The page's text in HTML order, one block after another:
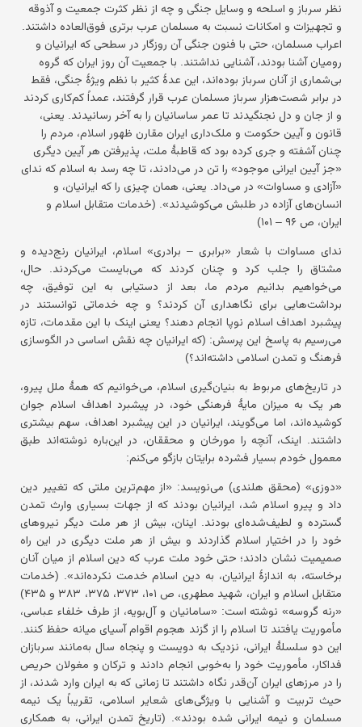
نظر سرباز و اسلحه و وسایل جنگی و چه از نظر کثرت جمعیت و آذوقه
و تجهیزات و امکانات نسبت به مسلمان عرب برتری فوق‌العاده داشتند.
اعراب مسلمان، حتی با فنون جنگی آن روزگار در سطحی که ایرانیان و
رومیان آشنا بودند، آشنایی نداشتند. با جمعیت آن روز ایران که گروه
بی‌شماری از آنان سرباز بوده‌اند، این عدهٔ کثیر با نظم ویژهٔ جنگی، فقط
در برابر شصت‌هزار سرباز مسلمان عرب قرار گرفتند، عمداً کم‌کاری کردند
و از جان و دل نجنگیدند تا عمر ساسانیان را به آخر رسانیدند. یعنی،
قانون و آیین حکومت و ملک‌داری ایران مقارن ظهور اسلام، مردم را
چنان آشفته و جری کرده بود که قاطبهٔ ملت، پذیرفتن هر آیین دیگری
«جز آیین ایرانی موجود» را تن در می‌دادند، تا چه رسد به اسلام که ندای
«آزادی و مساوات» در می‌داد. یعنی، همان چیزی را که ایرانیان، و
انسان‌های آزاده در طلبش می‌کوشیدند». (خدمات متقابل اسلام و
ایران، ص ۹۶ – ۱۰۱)
ندای مساوات با شعار «برابری – برادری» اسلام، ایرانیان رنج‌دیده و
مشتاق را جلب کرد و چنان کردند که می‌بایست می‌کردند. حال،
می‌خواهیم بدانیم مردم ما، بعد از دستیابی به این توفیق، چه
برداشت‌هایی برای نگاهداری آن کردند؟ و چه خدماتی توانستند در
پیشبرد اهداف اسلام نوپا انجام دهند؟ یعنی اینک با این مقدمات، تازه
می‌رسیم به پاسخ این پرسش: (که ایرانیان چه نقش اساسی در الگوسازی
فرهنگ و تمدن اسلامی داشته‌اند؟)
در تاریخ‌های مربوط به بنیان‌گیری اسلام، می‌خوانیم که همهٔ ملل پیرو،
هر یک به میزان مایهٔ فرهنگی خود، در پیشبرد اهداف اسلام جوان
کوشیده‌اند، اما می‌گویند، ایرانیان در این پیشبرد اهداف، سهم بیشتری
داشتند. اینک، آنچه را مورخان و محققان، در این‌باره نوشته‌اند طبق
معمول خودم بسیار فشرده برایتان بازگو می‌کنم:
«دوزی» (محقق هلندی) می‌نویسد: «از مهم‌ترین ملتی که تغییر دین
داد و پیرو اسلام شد، ایرانیان بودند که از جهات بسیاری وارث تمدن
گسترده و لطیف‌شده‌ای بودند. اینان، بیش از هر ملت دیگر نیروهای
خود را در اختیار اسلام گذاردند و بیش از هر ملت دیگری در این راه
صمیمیت نشان دادند؛ حتی خود ملت عرب که دین اسلام از میان آنان
برخاسته، به اندازهٔ ایرانیان، به دین اسلام خدمت نکرده‌اند». (خدمات
متقابل اسلام و ایران، شهید مطهری، ص ۱۰۱، ۳۷۳، ۳۷۵، ۳۸۳ و ۴۳۵)
«رنه گروسه» نوشته است: «سامانیان و آل‌بویه، از طرف خلفاء عباسی،
مأموریت یافتند تا اسلام را از گزند هجوم اقوام آسیای میانه حفظ کنند.
این دو سلسلهٔ ایرانی، نزدیک به دویست و پنجاه سال به‌مانند سربازان
فداکار، مأموریت خود را به‌خوبی انجام دادند و ترکان و مغولان حریص
را در مرزهای ایران آن‌قدر نگاه داشتند تا زمانی که به ایران وارد شدند، از
حیث تربیت و آشنایی با ویژگی‌های شعایر اسلامی، تقریباً یک نیمه
مسلمان و نیمه ایرانی شده بودند». (تاریخ تمدن ایرانی، به همکاری